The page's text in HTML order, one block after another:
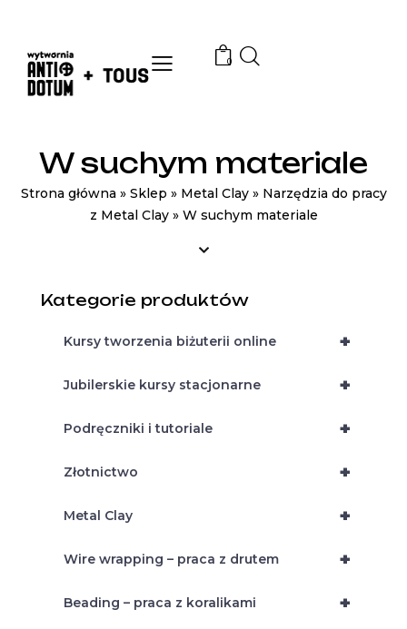
0
W suchym materiale
Strona główna » Sklep » Metal Clay» Narzędzia do pracy
z Metal Clay» W suchym materiale
Kategorie produktów
+
Kursy tworzenia biżuterii online
+
Jubilerskie kursy stacjonarne
+
Podręczniki i tutoriale
+
Złotnictwo
+
Metal Clay
+
Wire wrapping – praca z drutem
+
Beading – praca z koralikami